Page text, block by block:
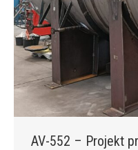
AV-552 – Projekt